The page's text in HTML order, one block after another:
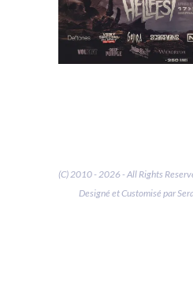
(C) 2010 - 2026 - All Rights
Designé et Customisé par